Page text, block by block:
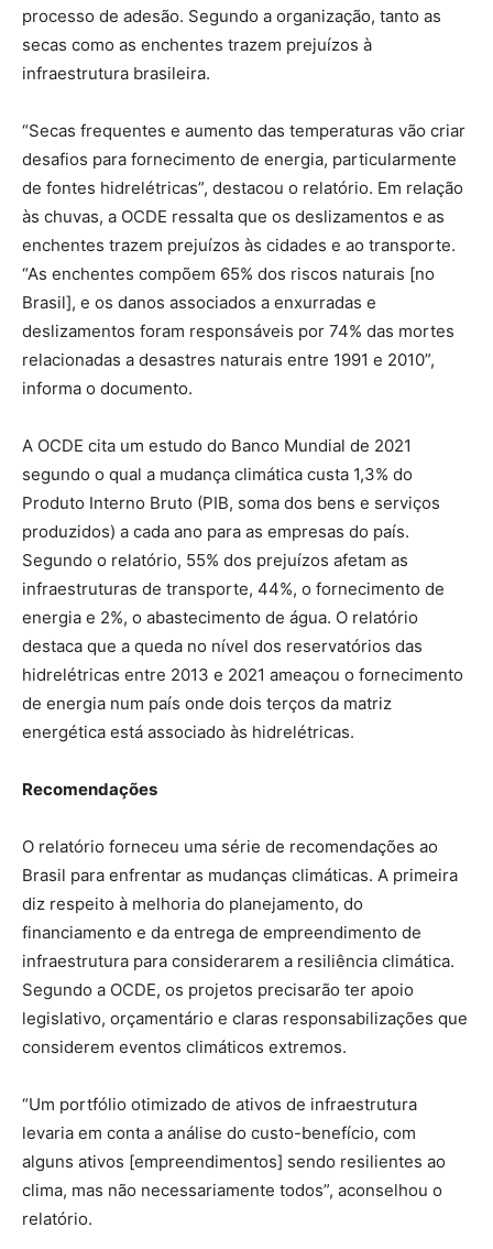
processo de adesão. Segundo a organização, tanto as
secas como as enchentes trazem prejuízos à
infraestrutura brasileira.
“Secas frequentes e aumento das temperaturas vão criar
desafios para fornecimento de energia, particularmente
de fontes hidrelétricas”, destacou o relatório. Em relação
às chuvas, a OCDE ressalta que os deslizamentos e as
enchentes trazem prejuízos às cidades e ao transporte.
“As enchentes compõem 65% dos riscos naturais [no
Brasil], e os danos associados a enxurradas e
deslizamentos foram responsáveis por 74% das mortes
relacionadas a desastres naturais entre 1991 e 2010”,
informa o documento.
A OCDE cita um estudo do Banco Mundial de 2021
segundo o qual a mudança climática custa 1,3% do
Produto Interno Bruto (PIB, soma dos bens e serviços
produzidos) a cada ano para as empresas do país.
Segundo o relatório, 55% dos prejuízos afetam as
infraestruturas de transporte, 44%, o fornecimento de
energia e 2%, o abastecimento de água. O relatório
destaca que a queda no nível dos reservatórios das
hidrelétricas entre 2013 e 2021 ameaçou o fornecimento
de energia num país onde dois terços da matriz
energética está associado às hidrelétricas.
Recomendações
O relatório forneceu uma série de recomendações ao
Brasil para enfrentar as mudanças climáticas. A primeira
diz respeito à melhoria do planejamento, do
financiamento e da entrega de empreendimento de
infraestrutura para considerarem a resiliência climática.
Segundo a OCDE, os projetos precisarão ter apoio
legislativo, orçamentário e claras responsabilizações que
considerem eventos climáticos extremos.
“Um portfólio otimizado de ativos de infraestrutura
levaria em conta a análise do custo-benefício, com
alguns ativos [empreendimentos] sendo resilientes ao
clima, mas não necessariamente todos”, aconselhou o
relatório.